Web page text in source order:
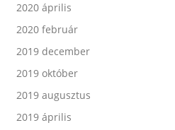
2020 április
2020 február
2019 december
2019 október
2019 augusztus
2019 április